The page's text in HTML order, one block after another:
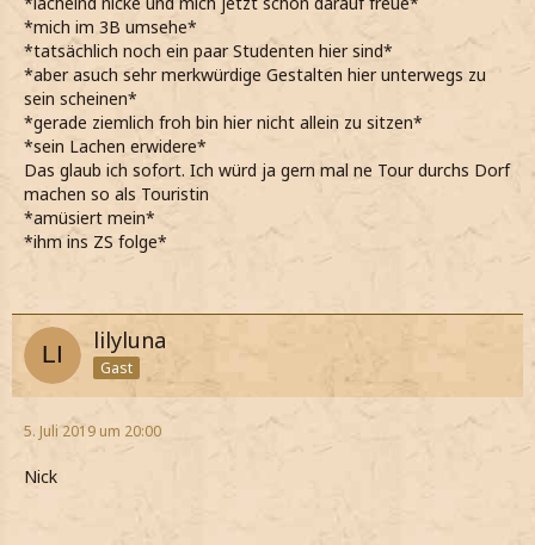
*mich im 3B umsehe*
*tatsächlich noch ein paar Studenten hier sind*
*aber asuch sehr merkwürdige Gestalten hier unterwegs zu
sein scheinen*
*gerade ziemlich froh bin hier nicht allein zu sitzen*
*sein Lachen erwidere*
Das glaub ich sofort. Ich würd ja gern mal ne Tour durchs Dorf
machen so als Touristin
*amüsiert mein*
*ihm ins ZS folge*
lilyluna
Gast
5. Juli 2019 um 20:00
Nick